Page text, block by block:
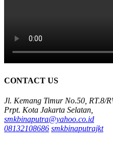
CONTACT US
Jl. Kemang Timur No.50, RT.8/
Prpt. Kota Jakarta Selatan,
smkbinaputra@yahoo.co.id
08132108686 smkbinaputrajkt